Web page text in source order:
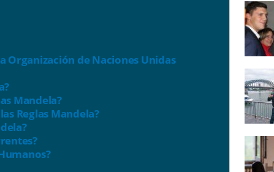
Organización de Naciones Unidas
Mandela?
Reglas Mandela?